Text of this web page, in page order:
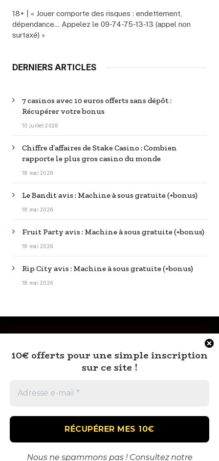
10€ offerts pour une simple inscription
sur ce site !
Nous ne spammons pas ! Consultez notre
18+ | « Jouer comporte des risques : endettement,
dépendance… Appelez le 09-74-75-13-13 (appel non
surtaxé) »
DERNIERS ARTICLES
7 casinos avec 10 euros offerts sans dépôt :
Récupérer votre bonus
10 juillet 2026
Chiffre d’affaires de Stake Casino : Combien
rapporte le plus gros casino du monde
18 mai 2026
Le Bandit avis : Machine à sous gratuite (+bonus)
18 mai 2026
Fruit Party avis : Machine à sous gratuite (+bonus)
18 mai 2026
Rip City avis : Machine à sous gratuite (+bonus)
18 mai 2026
RSS
À PROPOS MENTIONS LÉGALES CONTACT
🎁 VOUS AUSSI TENTEZ DE GAGNEZ GROS